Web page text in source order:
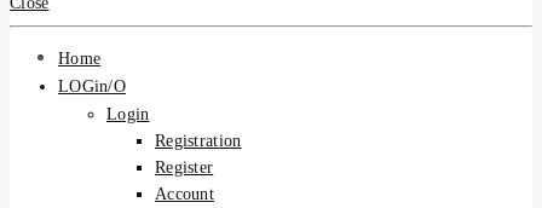
บ้าน
Home
LOGin/O
Login
Registration
Register
Account